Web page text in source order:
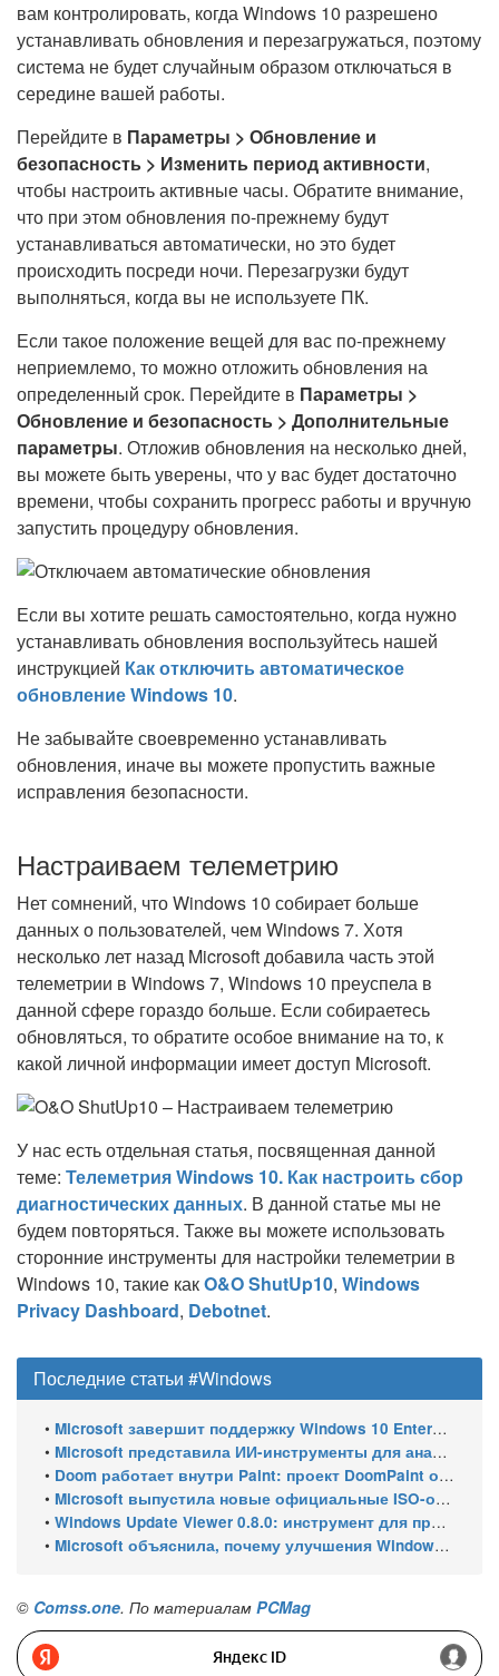
вам контролировать, когда Windows 10 разрешено
устанавливать обновления и перезагружаться, поэтому
система не будет случайным образом отключаться в
середине вашей работы.
Перейдите в Параметры > Обновление и
безопасность > Изменить период активности,
чтобы настроить активные часы. Обратите внимание,
что при этом обновления по-прежнему будут
устанавливаться автоматически, но это будет
происходить посреди ночи. Перезагрузки будут
выполняться, когда вы не используете ПК.
Если такое положение вещей для вас по-прежнему
неприемлемо, то можно отложить обновления на
определенный срок. Перейдите в Параметры >
Обновление и безопасность > Дополнительные
параметры. Отложив обновления на несколько дней,
вы можете быть уверены, что у вас будет достаточно
времени, чтобы сохранить прогресс работы и вручную
запустить процедуру обновления.
Если вы хотите решать самостоятельно, когда нужно
устанавливать обновления воспользуйтесь нашей
инструкцией Как отключить автоматическое
обновление Windows 10.
Не забывайте своевременно устанавливать
обновления, иначе вы можете пропустить важные
исправления безопасности.
Настраиваем телеметрию
Нет сомнений, что Windows 10 собирает больше
данных о пользователей, чем Windows 7. Хотя
несколько лет назад Microsoft добавила часть этой
телеметрии в Windows 7, Windows 10 преуспела в
данной сфере гораздо больше. Если собираетесь
обновляться, то обратите особое внимание на то, к
какой личной информации имеет доступ Microsoft.
У нас есть отдельная статья, посвященная данной
теме: Телеметрия Windows 10. Как настроить сбор
диагностических данных. В данной статье мы не
будем повторяться. Также вы можете использовать
сторонние инструменты для настройки телеметрии в
Windows 10, такие какO&O ShutUp10, Windows
Privacy Dashboard, Debotnet.
Последние статьи #Windows
• Microsoft завершит поддержку Windows 10 Enterprise LTSC 2021 в январе 2027 года. ESU продлят обновления до января 2030 года
• Microsoft представила ИИ-инструменты для анализа производительности Windows: ETW MCP и WPA MCP
• Doom работает внутри Paint: проект DoomPaint от технического директора Microsoft Azure
• Microsoft выпустила новые официальные ISO-образы Windows 11 для инсайдеров
• Windows Update Viewer 0.8.0: инструмент для просмотра истории обновлений Windows 11 и Windows 10 получил улучшения
• Microsoft объяснила, почему улучшения Windows 11 выходят так медленно
© Comss.one. По материалам PCMag